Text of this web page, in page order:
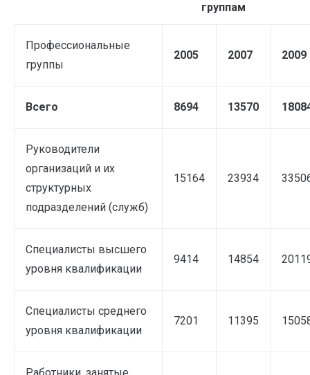
группам
Профессиональные
группы
2005 2007 2009
Всего 8694 13570
Руководители
организаций и их
структурных
подразделений (служб)
15164 23934
Специалисты высшего
уровня квалификации
9414 14854
Специалисты среднего
уровня квалификации
7201 11395
Работники, занятые